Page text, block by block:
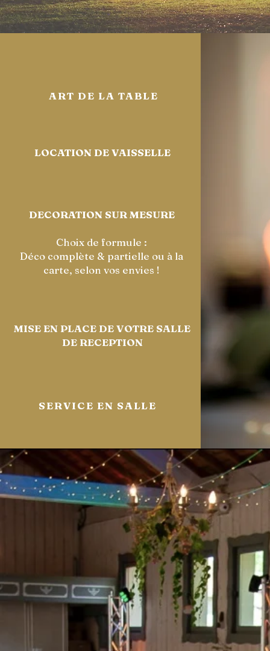
ART DE LA TABLE
LOCATION DE VAISSELLE
DECORATION SUR MESURE
Choix de formule :
Déco complète & partielle ou à la
carte, selon vos envies !
MISE EN PLACE DE VOTRE SALLE
DE RECEPTION
SERVICE EN SALLE